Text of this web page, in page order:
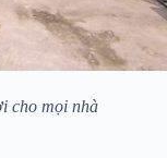
cho mọi nhà